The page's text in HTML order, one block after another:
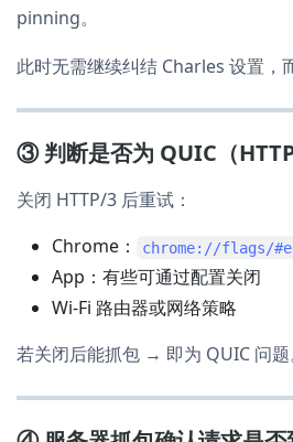
pinning。
此时无需继续纠结 Charles 设置，
③ 判断是否为 QUIC（
关闭 HTTP/3 后重试：
Chrome：
chrome://flags/
App：有些可通过配置关闭
Wi-Fi 路由器或网络策略
若关闭后能抓包 → 即为 QUIC 问题